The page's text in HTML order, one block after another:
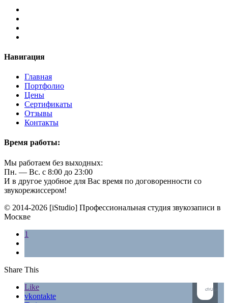
Навигация
Главная
Портфолио
Цены
Сертификаты
Отзывы
Контакты
Время работы:
Мы работаем без выходных:
Пн. — Вс. с 8:00 до 23:00
И в другое удобное для Вас время по договоренности со
звукорежиссером!
© 2014-2026 [iStudio] Профессиональная студия звукозаписи в
Москве
1
Share This
Like
vkontakte